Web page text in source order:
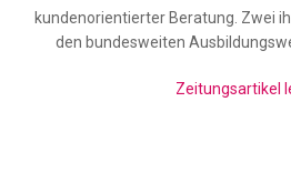
kundenorientierter Beratung. Zwei
den bundesweiten
Zeitungsartikel